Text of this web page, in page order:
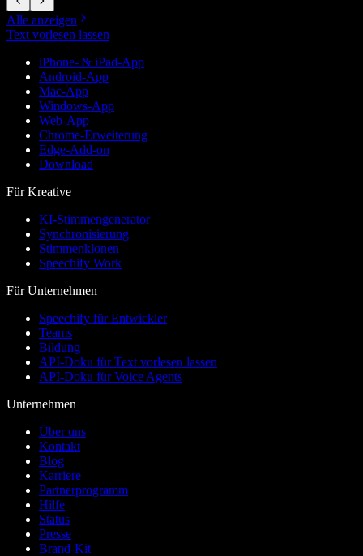
Alle anzeigen
Text vorlesen lassen
iPhone- & iPad-App
Android-App
Mac-App
Windows-App
Web-App
Chrome-Erweiterung
Edge-Add-on
Download
Für Kreative
KI-Stimmengenerator
Synchronisierung
Stimmenklonen
Speechify Work
Für Unternehmen
Speechify für Entwickler
Teams
Bildung
API-Doku für Text vorlesen lassen
API-Doku für Voice Agents
Unternehmen
Über uns
Kontakt
Blog
Karriere
Partnerprogramm
Hilfe
Status
Presse
Brand-Kit